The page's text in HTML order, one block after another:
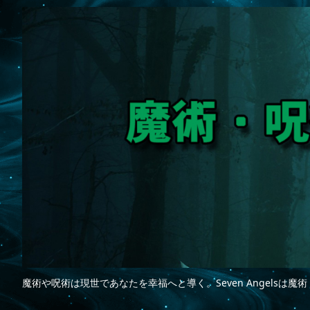
魔術や呪術は現世であなたを幸福へと導く。Seven Angelsは魔